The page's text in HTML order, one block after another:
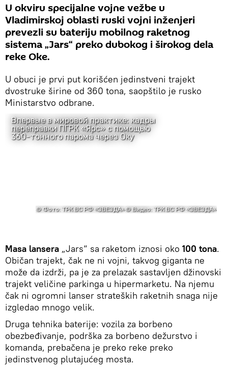
U okviru specijalne vojne vežbe u
Vladimirskoj oblasti ruski vojni inženjeri
prevezli su bateriju mobilnog raketnog
sistema „Jars“ preko dubokog i širokog dela
reke Oke.
U obuci je prvi put korišćen jedinstveni trajekt
dvostruke širine od 360 tona, saopštilo je rusko
Ministarstvo odbrane.
Masa lansera „Jars“ sa raketom iznosi oko 100 tona.
Običan trajekt, čak ne ni vojni, takvog giganta ne
može da izdrži, pa je za prelazak sastavljen džinovski
trajekt veličine parkinga u hipermarketu. Na njemu
čak ni ogromni lanser strateških raketnih snaga nije
izgledao mnogo velik.
Druga tehnika baterije: vozila za borbeno
obezbeđivanje, podrška za borbeno dežurstvo i
komanda, prebačena je preko reke preko
jedinstvenog plutajućeg mosta.